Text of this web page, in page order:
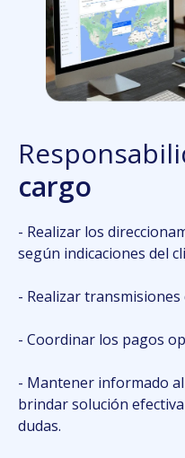
cargo
- Realizar los
según indicaciones del
- Realizar transmisiones
- Coordinar los pagos
- Mantener informado
brindar solución
dudas.